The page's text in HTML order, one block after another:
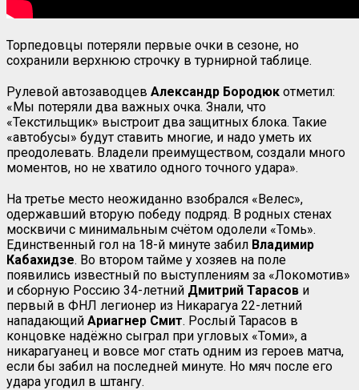
Торпедовцы потеряли первые очки в сезоне, но
сохранили верхнюю строчку в турнирной таблице.
Рулевой автозаводцев Александр Бородюк отметил:
«Мы потеряли два важных очка. Знали, что
«Текстильщик» выстроит два защитных блока. Такие
«автобусы» будут ставить многие, и надо уметь их
преодолевать. Владели преимуществом, создали много
моментов, но не хватило одного точного удара».
На третье место неожиданно взобрался «Велес»,
одержавший вторую победу подряд. В родных стенах
москвичи с минимальным счётом одолели «Томь».
Единственный гол на 18-й минуте забил Владимир
Кабахидзе. Во втором тайме у хозяев на поле
появились известный по выступлениям за «Локомотив»
и сборную Россию 34-летний Дмитрий Тарасов и
первый в ФНЛ легионер из Никарагуа 22-летний
нападающий Ариагнер Смит. Рослый Тарасов в
концовке надёжно сыграл при угловых «Томи», а
никарагуанец и вовсе мог стать одним из героев матча,
если бы забил на последней минуте. Но мяч после его
удара угодил в штангу.